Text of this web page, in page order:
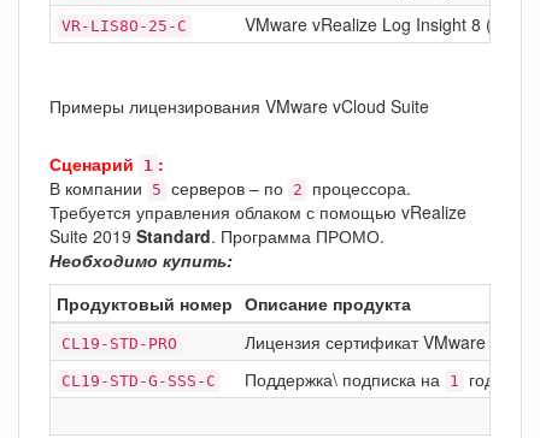
VR-LIS8O-25-C VMware vRealize Log Insight 8 (25
Примеры лицензирования VMware vCloud Suite
Сценарий 1 :
В компании
5 серверов – по 2
процессора.
Требуется управления облаком с помощью vRealize
Suite 2019 Standard. Программа ПРОМО.
Необходимо купить:
Продуктовый номер Описание продукта
CL19-STD-PRO Лицензия сертификат VMware
CL19-STD-G-SSS-C Поддержка\ подписка на 1 год